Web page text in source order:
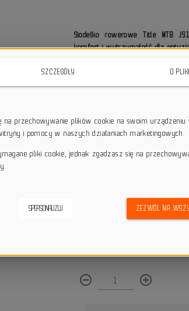
Siodełko rowerowe Title MTB
komfort i wytrzymałość dla
materiałów, idealnie nadaje
freeride.
local_shipping Darmowa dostawa przy
remove_circle_outline add_circle_outline
SZCZEGÓŁY O
na przechowywanie plików cookie na swoim urządzeniu
i pomocy w naszych działaniach marketingowych.
pliki cookie, jednak zgadzasz się na
SPERSONALIZUJ ZEZWÓL NA